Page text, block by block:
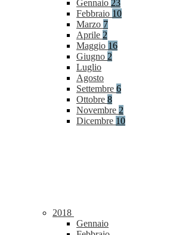
Gennaio 23
Febbraio 10
Marzo 7
Aprile 2
Maggio 16
Giugno 2
Luglio
Agosto
Settembre 6
Ottobre 8
Novembre 2
Dicembre 10
2018
Gennaio